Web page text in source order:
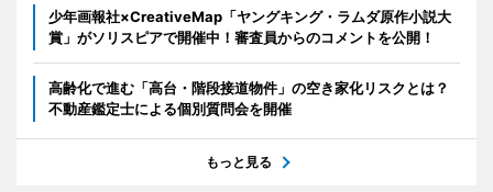
少年画報社×CreativeMap「ヤングキング・ラムダ原作小説大
賞」がソリスピアで開催中！審査員からのコメントを公開！
高齢化で進む「高台・階段接道物件」の空き家化リスクとは？
不動産鑑定士による個別質問会を開催
もっと見る